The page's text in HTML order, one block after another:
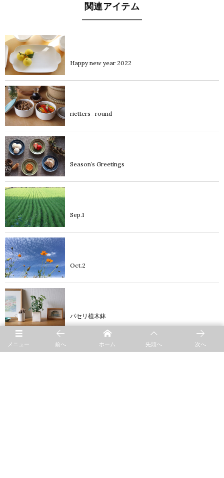
関連アイテム
Happy new year 2022
rietters_round
Season’s Greetings
Sep.1
Oct.2
パセリ植木鉢
event
メニュー 前へ ホーム 先頭へ 次へ